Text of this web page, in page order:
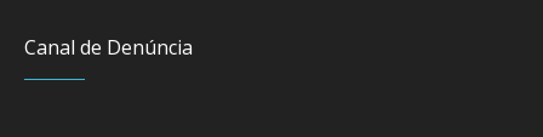
Canal de Denúncia